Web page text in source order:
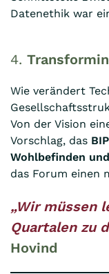
Datenethik war
4.
Wie verändert
Von der Vision
Vorschlag, das
Wohlbefinden
das Forum einen
„Wir müssen
Quartalen zu
Hovind